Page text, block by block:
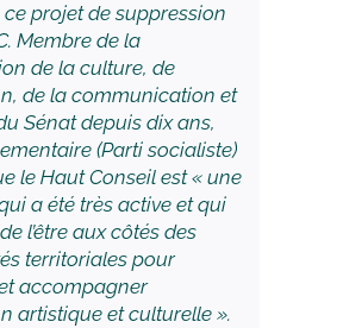
projet de suppression
Membre de la
de la culture, de
de la communication et
Sénat depuis dix ans,
(Parti socialiste)
le Haut Conseil est « une
a été très active et qui
l’être aux côtés des
territoriales pour
accompagner
artistique et culturelle».